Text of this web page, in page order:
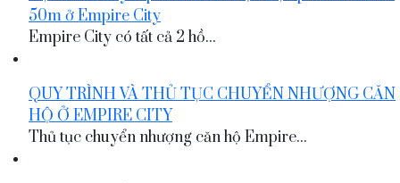
50m ở Empire City
Empire City có tất cả 2 hồ...
QUY TRÌNH VÀ THỦ TỤC CHUYỂN NHƯỢNG CĂN
HỘ Ở EMPIRE CITY
Thủ tục chuyển nhượng căn hộ Empire...